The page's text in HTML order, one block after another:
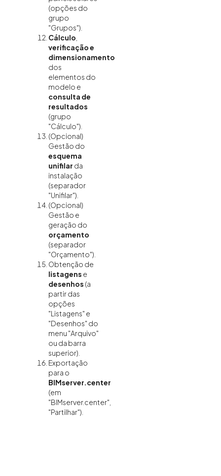
(opções do
grupo
"Grupos").
Cálculo
verificação e
dimensionamento
dos
elementos do
modelo e
consulta de
resultados
(grupo
"Cálculo").
(Opcional)
Gestão do
esquema
unifilar da
instalação
(separador
"Unifilar").
(Opcional)
Gestão e
geração do
orçamento
(separador
"Orçamento").
Obtenção de
listagens e
desenhos (a
partir das
opções
"Listagens" e
"Desenhos" do
menu "Arquivo"
ou da barra
superior).
Exportação
para o
BIMserver.center
(em
"BIMserver.center",
"Partilhar").